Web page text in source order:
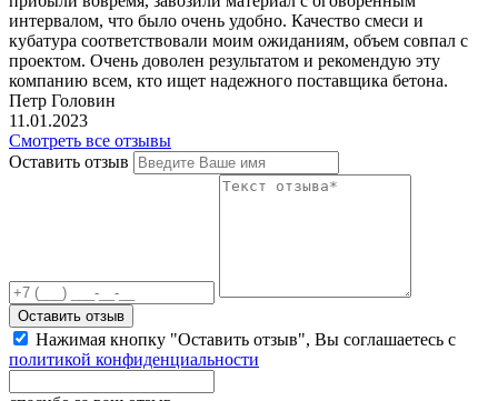
интервалом, что было очень удобно. Качество смеси и
кубатура соответствовали моим ожиданиям, объем совпал с
проектом. Очень доволен результатом и рекомендую эту
компанию всем, кто ищет надежного поставщика бетона.
Петр Головин
11.01.2023
Смотреть все отзывы
Оставить отзыв
Оставить отзыв
Нажимая кнопку "Оставить отзыв", Вы соглашаетесь с
политикой конфиденциальности